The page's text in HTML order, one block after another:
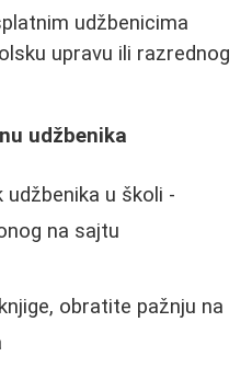
udžbenicima
upravu ili razrednog
udžbenika
u školi -
na sajtu
obratite pažnju na